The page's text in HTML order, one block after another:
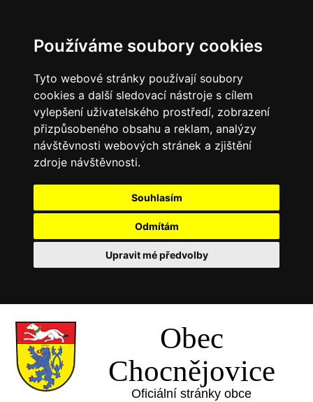
Používáme soubory cookies
Tyto webové stránky používají soubory
cookies a další sledovací nástroje s cílem
vylepšení uživatelského prostředí, zobrazení
přizpůsobeného obsahu a reklam, analýzy
návštěvnosti webových stránek a zjištění
zdroje návštěvnosti.
Souhlasím
Odmítám
Upravit mé předvolby
Obec
Chocnějovice
Oficiální stránky obce